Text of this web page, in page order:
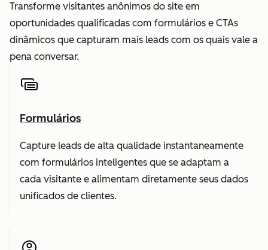
Transforme visitantes anônimos do site em
oportunidades qualificadas com formulários e CTAs
dinâmicos que capturam mais leads com os quais vale a
pena conversar.
Formulários
Capture leads de alta qualidade instantaneamente
com formulários inteligentes que se adaptam a
cada visitante e alimentam diretamente seus dados
unificados de clientes.